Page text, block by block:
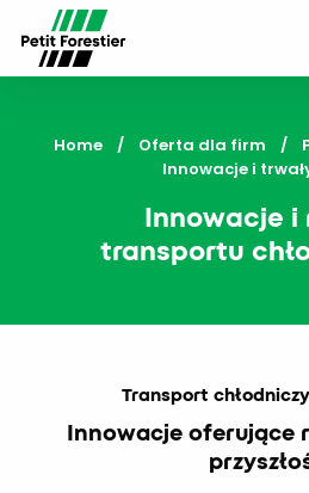
Home Oferta dla firm
Current:
Innowacje i
Innowacje i
transportu
Transport
Innowacje oferujące